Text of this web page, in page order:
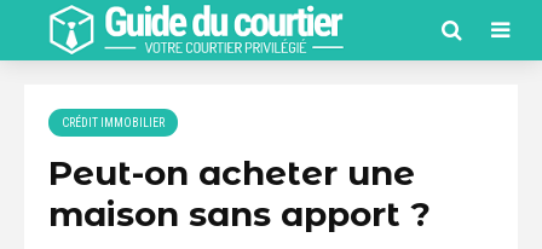
CRÉDIT IMMOBILIER
Peut-on acheter une
maison sans apport ?